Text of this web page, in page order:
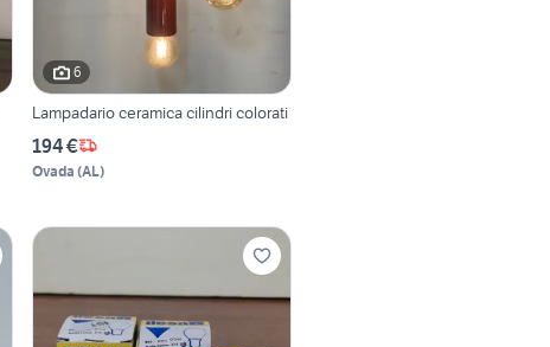
6
Lampadario ceramica cilindri colorati
194 €
Ovada (AL)